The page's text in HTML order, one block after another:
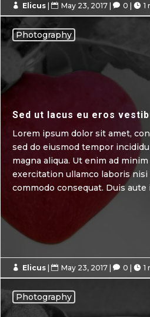
 Elicus  May 23, 2017  0  1
Photography
Sed ut lacus eu eros
Lorem ipsum dolor sit amet,
sed do eiusmod tempor
magna aliqua. Ut enim ad
exercitation ullamco laboris nisi
commodo consequat. Duis
 Elicus  May 23, 2017  0  1
Photography